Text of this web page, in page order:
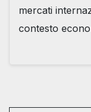
mercati
contesto